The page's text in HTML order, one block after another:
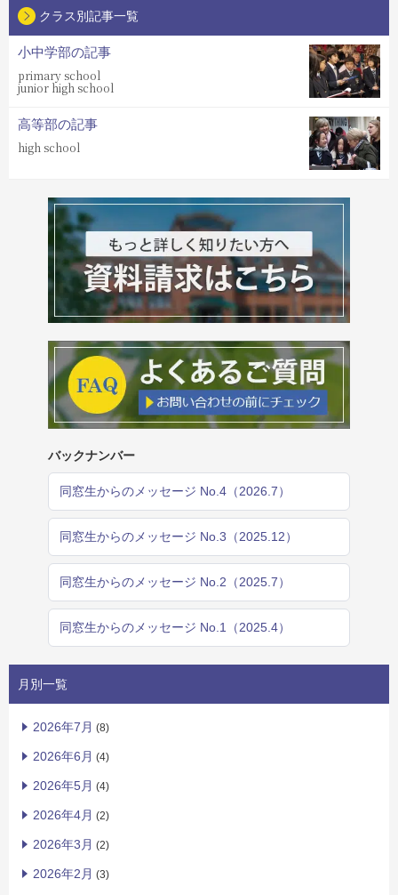
クラス別記事一覧
小中学部の記事
primary school
junior high school
高等部の記事
high school
バックナンバー
同窓生からのメッセージ No.4（2026.7）
同窓生からのメッセージ No.3（2025.12）
同窓生からのメッセージ No.2（2025.7）
同窓生からのメッセージ No.1（2025.4）
月別一覧
2026年7月 (8)
2026年6月 (4)
2026年5月 (4)
2026年4月 (2)
2026年3月 (2)
2026年2月 (3)